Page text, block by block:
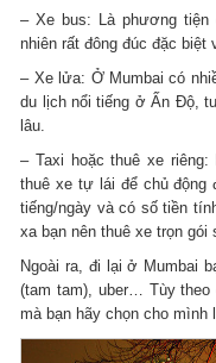
– Xe bus: Là phương tiện
nhiên rất đông đúc đặc biệt
– Xe lửa: Ở Mumbai có
du lịch nổi tiếng ở Ấn Độ,
lâu.
– Taxi hoặc thuê xe
thuê xe tự lái để chủ động
tiếng/ngày và có số tiền
xa bạn nên thuê xe trọn gói
Ngoài ra, đi lại ở Mumbai
(tam tam), uber… Tùy
mà bạn hãy chọn cho